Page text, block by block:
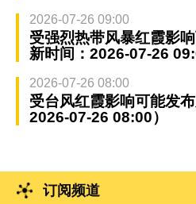
2026-07-26 09:00
受强烈热带风暴红霞影
新时间：2026-07-26
2026-07-26 08:00
受台风红霞影响可能发
2026-07-26 08:00）
订阅频道